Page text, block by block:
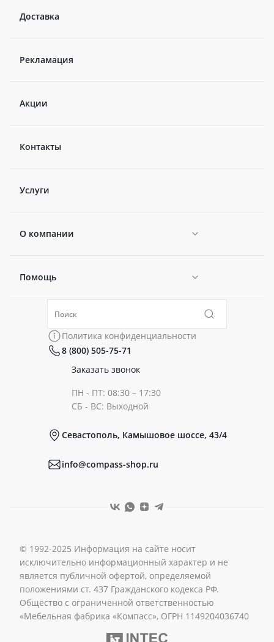
Доставка
Рекламация
Акции
Контакты
Услуги
О компании
Новости
Политика конфиденциальности
Помощь
Коллекции
Политика конфиденциальности
8 (800) 505-75-71
Заказать звонок
ПН - ПТ: 08:30 – 17:30
СБ - ВС: Выходной
Севастополь, Камышовое шоссе, 43/4
info@compass-shop.ru
© 1992-2025 Информация на сайте носит
исключительно информационный характер и не
является публичной офертой, определяемой
положениями ст. 437 Гражданского кодекса РФ.
Общество с ограниченной ответственностью
«Мебельная фабрика «Компасс», ОГРН 1149204036740